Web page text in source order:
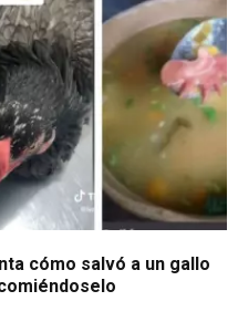
cómo salvó a un gallo